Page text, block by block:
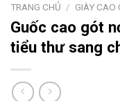
TRANG CHỦ / GIÀY CAO
Guốc cao gót
tiểu thư sang